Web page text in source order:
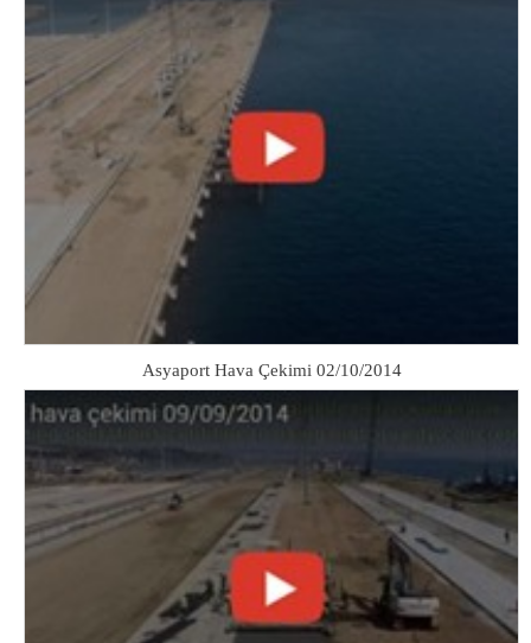
Asyaport Hava Çekimi 02/10/2014